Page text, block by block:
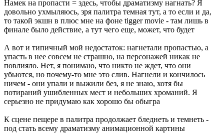
Намек на пропасти = здесь, чтобы драматизму нагнать? Я
довольно ухмыляюсь, зря палитра темная тут, а то если и да,
то такой экшн в плюс мне на фоне tigger movie - там лишь в
финале было действие, а тут чего еще, может, что будет
А вот и типичный мой недостаток: нагнетали пропастью, а
упасть в нее совсем не страшно, на персонажей никак не
повлияло. Нет, я понимаю, что никто не ждет, что они
убьются, но почему-то мне это слив. Нагнели и кончилось
ничем - они упали и выжили без, я не знаю, хотя бы
потираний ушибленных мест и небольших хроманий. Я
серьезно не придумаю как хорошо бы обыгра
К сцене пещере в палитра продолжает бледнеть и темнеть -
под стать всему драматизму анимационной картины